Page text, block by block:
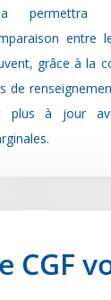
entre
grâce à la
de
plus à jour
CGF